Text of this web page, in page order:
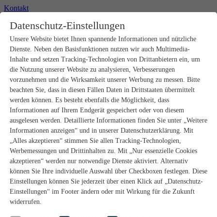
Kontakt
Produkte
Rohbau
Estrichverlegung
Untergrundvorbereitung
Bodenspachtelmassen
Abdichtungen
Fliesenkleber
Fugenmörtel
Fugendichtstoffe
Natursteinverlegung
Bodenbelags- und Parkettklebstoffe
Wandspachtelmassen
Werkzeug
Zubehör
PANDOMO
wedi Produkte
Marine Produkte
Service
Datenschutz-Einstellungen
Unsere Website bietet Ihnen spannende Informationen und nützliche
Dienste. Neben den Basisfunktionen nutzen wir auch Multimedia-
Inhalte und setzen Tracking-Technologien von Drittanbietern ein, um
die Nutzung unserer Website zu analysieren, Verbesserungen
vorzunehmen und die Wirksamkeit unserer Werbung zu messen. Bitte
beachten Sie, dass in diesen Fällen Daten in Drittstaaten übermittelt
werden können. Es besteht ebenfalls die Möglichkeit, dass
Informationen auf Ihrem Endgerät gespeichert oder von diesem
ausgelesen werden. Detaillierte Informationen finden Sie unter „Weitere
Informationen anzeigen“ und in unserer Datenschutzerklärung. Mit
„Alles akzeptieren“ stimmen Sie allen Tracking-Technologien,
Werbemessungen und Drittinhalten zu. Mit „Nur essenzielle Cookies
akzeptieren“ werden nur notwendige Dienste aktiviert. Alternativ
können Sie Ihre individuelle Auswahl über Checkboxen festlegen. Diese
Einstellungen können Sie jederzeit über einen Klick auf „Datenschutz-
Einstellungen“ im Footer ändern oder mit Wirkung für die Zukunft
widerrufen.